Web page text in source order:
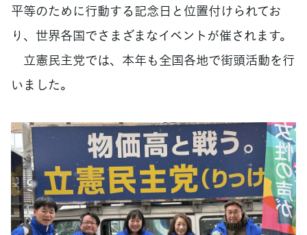
平等のために行動する記念日と位置付けられてお
り、世界各国でさまざまなイベントが催されます。
立憲民主党では、本年も全国各地で街頭活動を行
いました。